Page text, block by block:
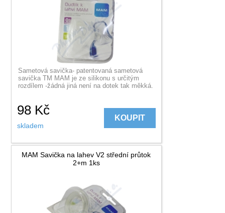
Sametová savička- patentovaná sametová
savička TM MAM je ze silikonu s určitým
rozdílem -žádná jiná není na dotek tak měkká.
98 Kč
skladem
KOUPIT
MAM Savička na lahev V2 střední průtok
2+m 1ks